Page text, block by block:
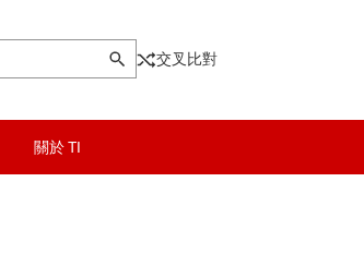
交叉比對
關於 TI